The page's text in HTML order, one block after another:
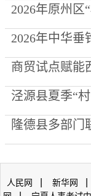
2026年原州区
2026年中华垂
商贸试点赋能
泾源县夏季“
隆德县多部门
人民网 新华网